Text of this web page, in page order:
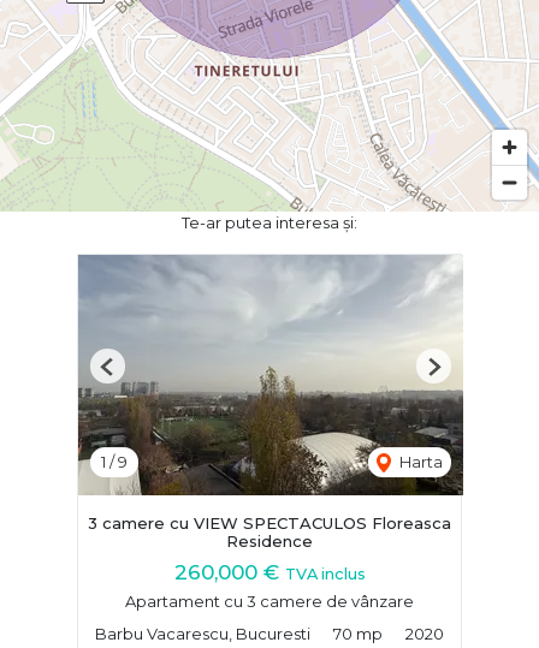
Te-ar putea interesa și:
1 /9 Harta
Previous Next
3 camere cu VIEW SPECTACULOS Floreasca
Residence
260,000 € TVA inclus
Apartament cu 3 camere de vânzare
Barbu Vacarescu, Bucuresti
70 mp 2020